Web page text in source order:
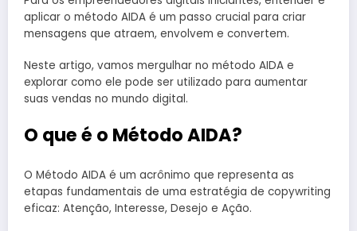
aplicar o método AIDA é um passo crucial para criar
mensagens que atraem, envolvem e convertem.
Neste artigo, vamos mergulhar no método AIDA e
explorar como ele pode ser utilizado para aumentar
suas vendas no mundo digital.
O que é o Método AIDA?
O Método AIDA é um acrônimo que representa as
etapas fundamentais de uma estratégia de copywriting
eficaz: Atenção, Interesse, Desejo e Ação.